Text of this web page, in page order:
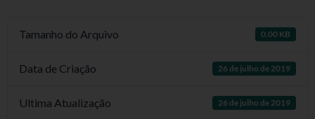
Tamanho do Arquivo 0.00 KB
Data de Criação 26 de julho de 2019
Ultima Atualização 26 de julho de 2019